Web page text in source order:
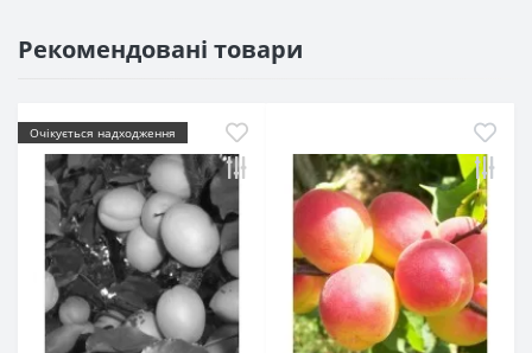
Рекомендовані товари
Очікується надходження